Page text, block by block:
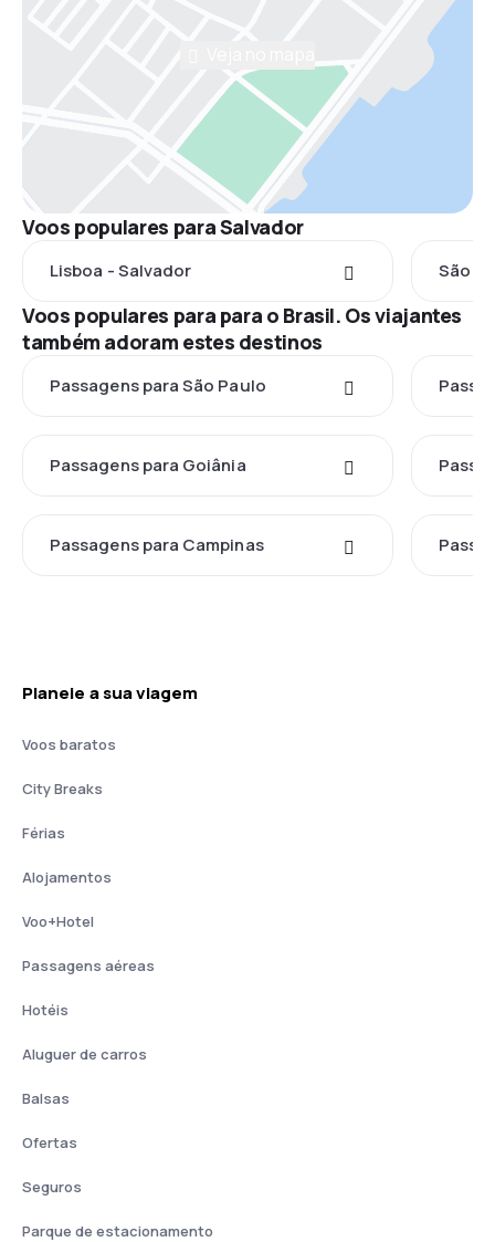
Voos populares para Salvador
Lisboa - Salvador São
Voos populares para para o Brasil. Os viajantes
também adoram estes destinos
Passagens para São Paulo
Passagens para Goiânia
Passagens para Campinas
Planeie a sua viagem
Voos baratos
City Breaks
Férias
Alojamentos
Voo+Hotel
Passagens aéreas
Hotéis
Aluguer de carros
Balsas
Ofertas
Seguros
Parque de estacionamento